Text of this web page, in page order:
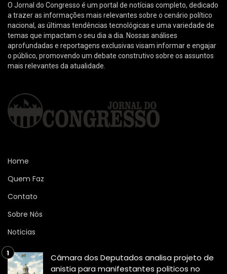
O Jornal do Congresso é um portal de notícias completo, dedicado
a trazer as informações mais relevantes sobre o cenário político
nacional, as últimas tendências tecnológicas e uma variedade de
temas que impactam o seu dia a dia. Nossas análises
aprofundadas e reportagens exclusivas visam informar e engajar
o público, promovendo um debate construtivo sobre os assuntos
mais relevantes da atualidade.
Home
Quem Faz
Contato
Sobre Nós
Noticias
Câmara dos Deputados analisa projeto de
anistia para manifestantes politicos no